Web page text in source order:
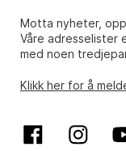
Motta nyheter,
Våre adresselister
med noen
Klikk her for å